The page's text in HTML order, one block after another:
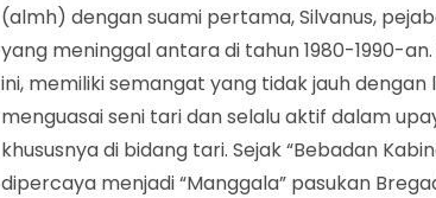
(almh) dengan suami pertama, Silvanus,
yang meninggal antara di tahun 1980-1990-
ini, memiliki semangat yang tidak jauh
menguasai seni tari dan selalu aktif dalam
khususnya di bidang tari. Sejak “Bebadan
dipercaya menjadi “Manggala” pasukan